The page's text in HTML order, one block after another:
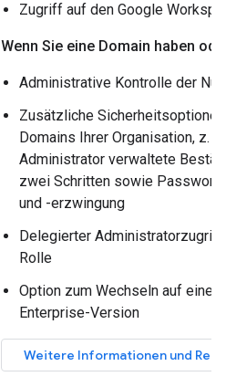
Zugriff auf den Google
Wenn Sie eine Domain haben
Administrative Kontrolle der
Zusätzliche
Domains Ihrer Organisation, z.
Administrator verwaltete
zwei Schritten sowie
und -erzwingung
Delegierter Administratorzugriff
Rolle
Option zum Wechseln auf eine
Enterprise-Version
Weitere Informationen und